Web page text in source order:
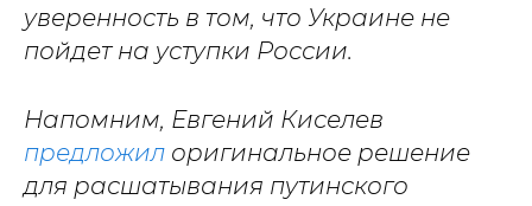
уверенность в том, что Украине не
пойдет на уступки России.
Напомним, Евгений Киселев
предложил оригинальное решение
для расшатывания путинского